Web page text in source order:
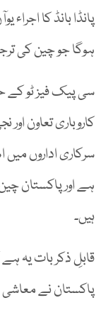
پانڈا بانڈ کا
ہوگا جو چین کی
سی پیک فیز ٹو کے
کاروباری تعاون اور
سرکاری اداروں میں
ہے اور پاکستان
ہیں۔
قابلِ ذکر بات یہ
پاکستان نے معاشی